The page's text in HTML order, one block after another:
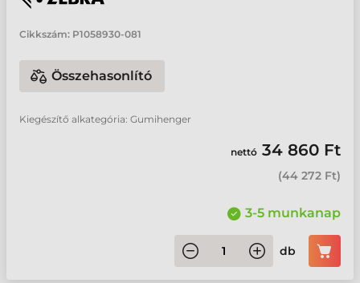
Cikkszám: P1058930-081
Összehasonlító
Kiegészítő alkategória: Gumihenger
nettó 34 860 Ft
(44 272 Ft)
3-5 munkanap
db